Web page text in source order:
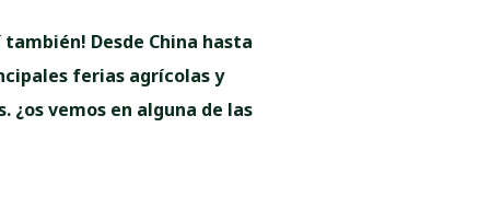
Desde China hasta
ferias agrícolas y
vemos en alguna de las